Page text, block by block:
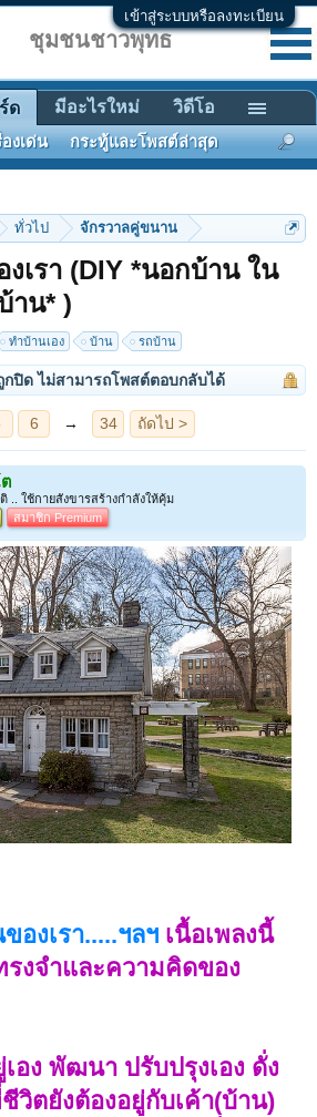
เข้าสู่ระบบหรือลงทะเบียน
ทั่วไป จักรวาลคู่ขนาน
เรา (DIY *นอกบ้าน ใน
าน* )
ทำบ้านเอง บ้าน รถบ้าน
กปิด ไม่สามารถโพสต์ตอบกลับได้
34 ถัดไป >
.. ใช้กายสังขารสร้างกำลังให้คุ้ม
สมาชิก Premium
องเรา.....ฯลฯ เนื้อเพลงนี้
งจำและความคิดของ
เอง พัฒนา ปรับปรุงเอง ดั่ง
วิตยังต้องอยู่กับเค้า(บ้าน)
ชุมชนชาวพุทธ
ด
องเด่น กระทู้และโพสต์ล่าสุด
มีอะไรใหม่ วิดีโอ